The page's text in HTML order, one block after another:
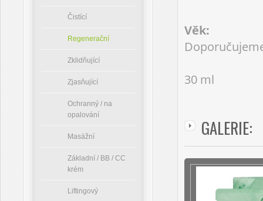
Čistící
Regenerační
Zklidňující
Zjasňující
Ochranný / na
opalování
Masážní
Základní / BB / CC
krém
Liftingový
Věk:
30 ml
GALERIE: